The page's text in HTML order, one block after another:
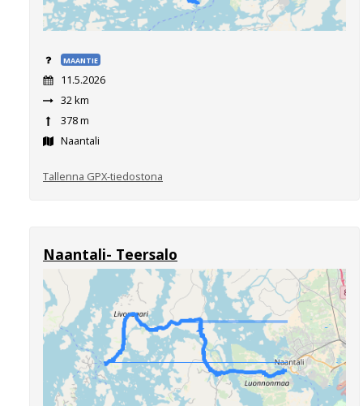
MAANTIE
11.5.2026
32 km
378 m
Naantali
Tallenna GPX-tiedostona
Naantali- Teersalo